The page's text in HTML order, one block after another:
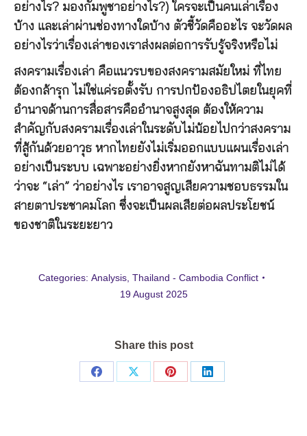
อย่างไร? มองกัมพูชาอย่างไร?) ใครจะเป็นคนเล่าเรื่อง
บ้าง และเล่าผ่านช่องทางใดบ้าง ตัวชี้วัดคืออะไร จะวัดผล
อย่างไรว่าเรื่องเล่าของเราส่งผลต่อการรับรู้จริงหรือไม่
สงครามเรื่องเล่า คือแนวรบของสงครามสมัยใหม่ ที่ไทย
ต้องกล้ารุก ไม่ใช่แค่รอตั้งรับ การปกป้องอธิปไตยในยุคที่
อำนาจด้านการสื่อสารคืออำนาจสูงสุด ต้องให้ความ
สำคัญกับสงครามเรื่องเล่าในระดับไม่น้อยไปกว่าสงคราม
ที่สู้กันด้วยอาวุธ หากไทยยังไม่เริ่มออกแบบแผนเรื่องเล่า
อย่างเป็นระบบ เฉพาะอย่างยิ่งหากยังหาฉันทามติไม่ได้
ว่าจะ “เล่า” ว่าอย่างไร เราอาจสูญเสียความชอบธรรมใน
สายตาประชาคมโลก ซึ่งจะเป็นผลเสียต่อผลประโยชน์
ของชาติในระยะยาว
Categories: Analysis Thailand - Cambodia Conflict
19 August 2025
Share this post
Share
Share
Share
Share